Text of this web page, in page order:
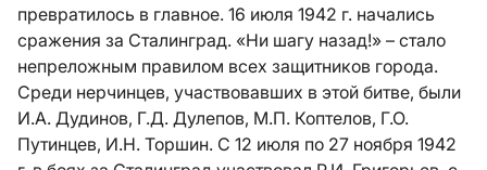
превратилось в главное. 16 июля 1942 г. начались
сражения за Сталинград. «Ни шагу назад!» – стало
непреложным правилом всех защитников города.
Среди нерчинцев, участвовавших в этой битве, были
И.А. Дудинов, Г.Д. Дулепов, М.П. Коптелов, Г.О.
Путинцев, И.Н. Торшин. С 12 июля по 27 ноября 1942